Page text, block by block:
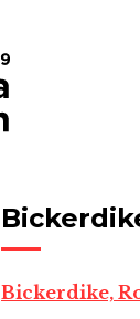
Bickerdike,